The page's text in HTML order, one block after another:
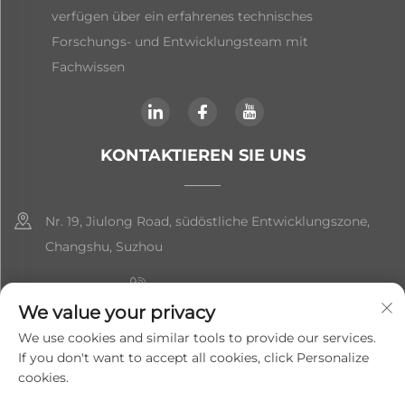
verfügen über ein erfahrenes technisches
Forschungs- und Entwicklungsteam mit
Fachwissen
KONTAKTIEREN SIE UNS
Nr. 19, Jiulong Road, südöstliche Entwicklungszone,
Changshu, Suzhou
+86-19906239903
[email protected]
+86-13852981437
We value your privacy
We use cookies and similar tools to provide our services.
If you don't want to accept all cookies, click Personalize
cookies.